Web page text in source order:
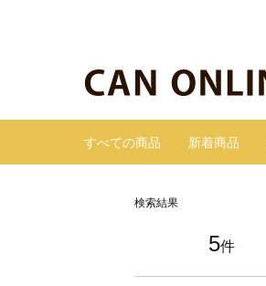
すべての商品 新着商品
検索結果
5件